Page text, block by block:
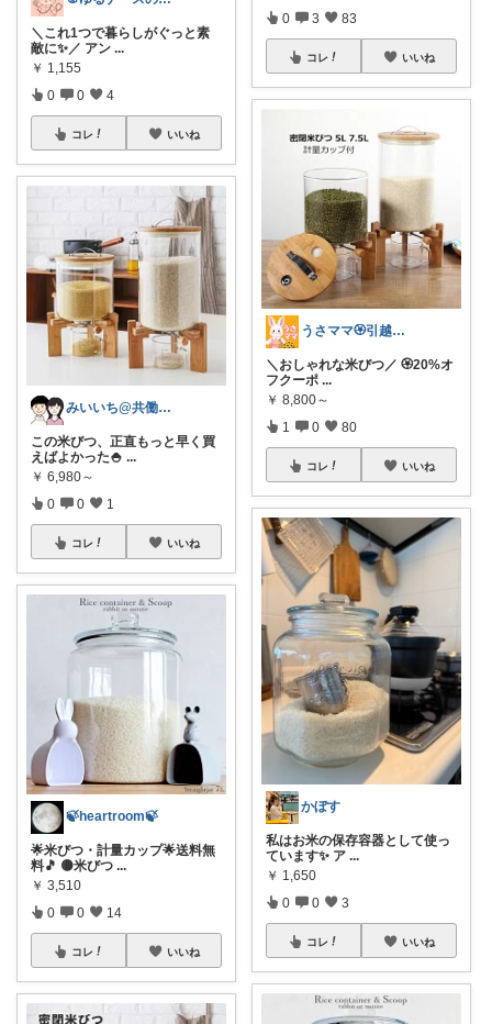
＼これ1つで暮らしがぐっと素
敵に✨／ アン ...
￥ 1,155
0 0 4
コレ いいね
みいいち@共働き夫婦のQOL向上ROOM
この米びつ、正直もっと早く買
えばよかった🍚 ...
￥ 6,980～
0 0 1
コレ いいね
🍃heartroom🍃
🌟米びつ・計量カップ🌟送料無
料🎵 🟡米びつ ...
￥ 3,510
0 0 14
コレ いいね
0 3 83
コレ いいね
うさママ🏵️引越ギフト&ごみ箱＆収納
＼おしゃれな米びつ／ 🏵️20%オ
フクーポ ...
￥ 8,800～
1 0 80
コレ いいね
かぼす
私はお米の保存容器として使っ
ています✨ ア ...
￥ 1,650
0 0 3
コレ いいね